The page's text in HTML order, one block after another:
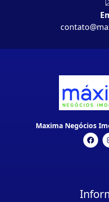
Maxima Negócios